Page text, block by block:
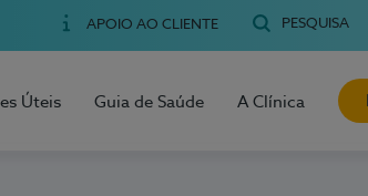
APOIO AO CLIENTE PESQUISA
Úteis Guia de Saúde A Clínica